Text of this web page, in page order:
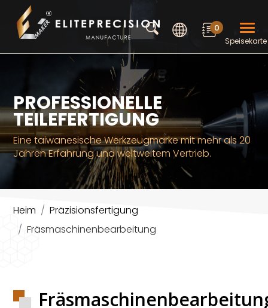
Suchen
0
Speisekarte
PROFESSIONELLE
TEILEFERTIGUNG
Eine taiwanesische Werkzeugmarke mit mehr als 20
Jahren Erfahrung und weltweitem Vertrieb.
Heim
Präzisionsfertigung
Fräsmaschinenbearbeitung
Cookie-Einstellungen